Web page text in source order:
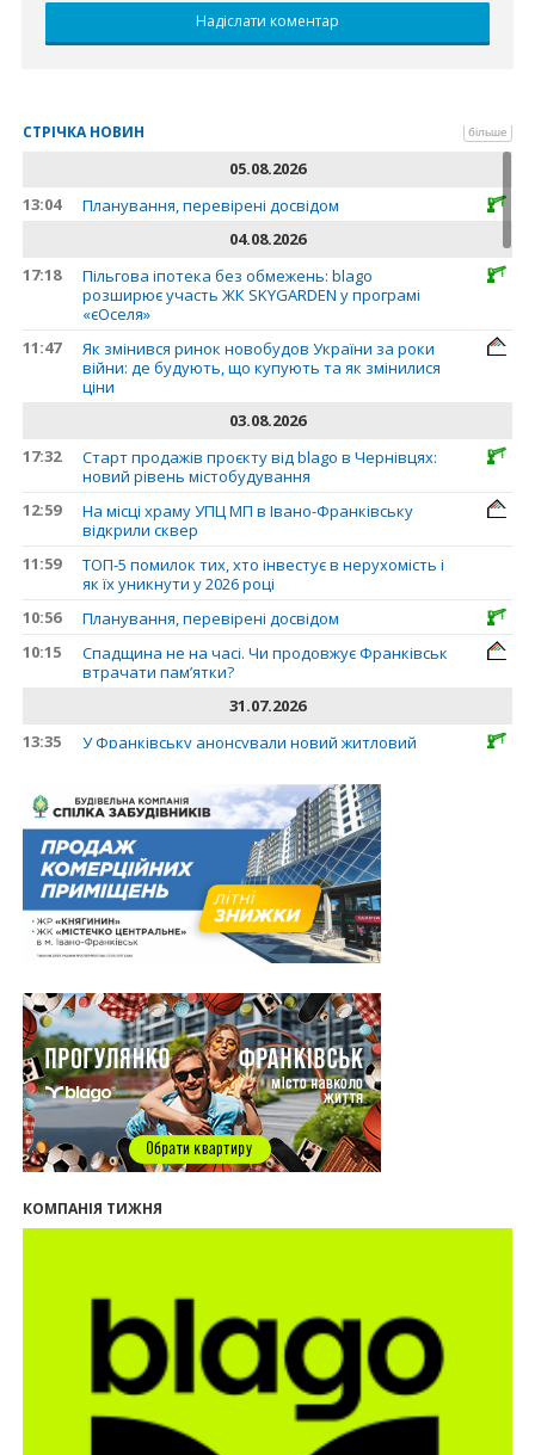
СТРІЧКА НОВИН більше
05.08.2026
13:04
Планування, перевірені досвідом
04.08.2026
17:18
Пільгова іпотека без обмежень: blago
розширює участь ЖК SKYGARDEN у програмі
«єОселя»
11:47
Як змінився ринок новобудов України за роки
війни: де будують, що купують та як змінилися
ціни
03.08.2026
17:32
Старт продажів проєкту від blago в Чернівцях:
новий рівень містобудування
12:59
На місці храму УПЦ МП в Івано-Франківську
відкрили сквер
11:59
ТОП-5 помилок тих, хто інвестує в нерухомість і
як їх уникнути у 2026 році
10:56
Планування, перевірені досвідом
10:15
Спадщина не на часі. Чи продовжує Франківськ
втрачати пам’ятки?
31.07.2026
13:35
У Франківську анонсували новий житловий
30.07.2026
15:01
Ринок житла зміщується на захід: Франківськ —
серед лідерів за зростанням цін на новобудови
13:04
“Мене все у Франківську дивує”: архітектор Ігор
Панчишин про спадщину, забудову та
майбутнє міста
29.07.2026
13:31
Спадщина не на часі. Чи продовжує Франківськ
втрачати пам’ятки?
12:26
В Івано-Франківську розпочали будівництво
нового житлового масиву «Надрічний»
09:32
У Франківську провели конференцію для
фахівців ринку нерухомості та девелоперів
27.07.2026
для Івано-Франківська
22.07.2026
Літо вигідних інвестицій: комерційні
приміщення зі знижками
21.07.2026
Як вибрати кольори для кухні у 2026 році
КОМПАНІЯ ТИЖНЯ